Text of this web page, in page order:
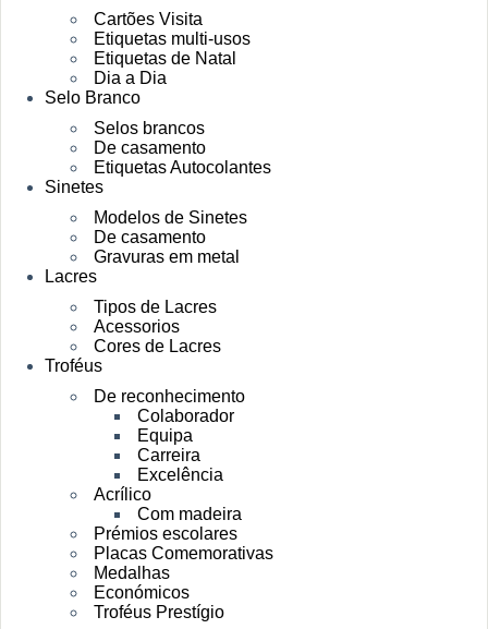
Cartões Visita
Etiquetas multi-usos
Etiquetas de Natal
Dia a Dia
Selo Branco
Selos brancos
De casamento
Etiquetas Autocolantes
Sinetes
Modelos de Sinetes
De casamento
Gravuras em metal
Lacres
Tipos de Lacres
Acessorios
Cores de Lacres
Troféus
De reconhecimento
Colaborador
Equipa
Carreira
Excelência
Acrílico
Com madeira
Prémios escolares
Placas Comemorativas
Medalhas
Económicos
Troféus Prestígio